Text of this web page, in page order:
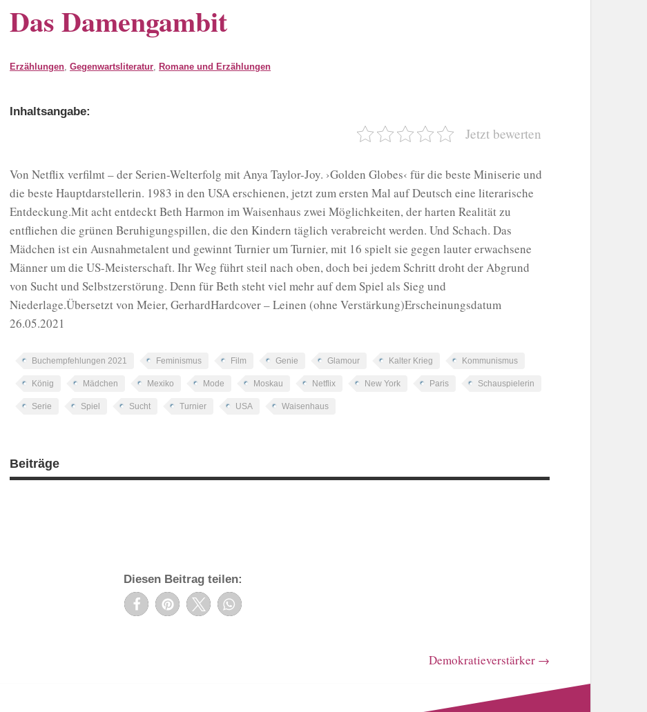
Das Damengambit
Erzählungen,Gegenwartsliteratur, Romane und Erzählungen
Inhaltsangabe:
Jetzt bewerten
Von Netflix verfilmt – der Serien-Welterfolg mit Anya Taylor-Joy. ›Golden Globes‹ für die beste Miniserie und
die beste Hauptdarstellerin. 1983 in den USA erschienen, jetzt zum ersten Mal auf Deutsch eine literarische
Entdeckung.Mit acht entdeckt Beth Harmon im Waisenhaus zwei Möglichkeiten, der harten Realität zu
entfliehen die grünen Beruhigungspillen, die den Kindern täglich verabreicht werden. Und Schach. Das
Mädchen ist ein Ausnahmetalent und gewinnt Turnier um Turnier, mit 16 spielt sie gegen lauter erwachsene
Männer um die US-Meisterschaft. Ihr Weg führt steil nach oben, doch bei jedem Schritt droht der Abgrund
von Sucht und Selbstzerstörung. Denn für Beth steht viel mehr auf dem Spiel als Sieg und
Niederlage.Übersetzt von Meier, GerhardHardcover – Leinen (ohne Verstärkung)Erscheinungsdatum
26.05.2021
Buchempfehlungen 2021 Feminismus Film Genie Glamour Kalter Krieg Kommunismus
König Mädchen Mexiko Mode Moskau Netflix New York Paris Schauspielerin
Serie Spiel Sucht Turnier USA Waisenhaus
Beiträge
Diesen Beitrag teilen:
Demokratieverstärker →